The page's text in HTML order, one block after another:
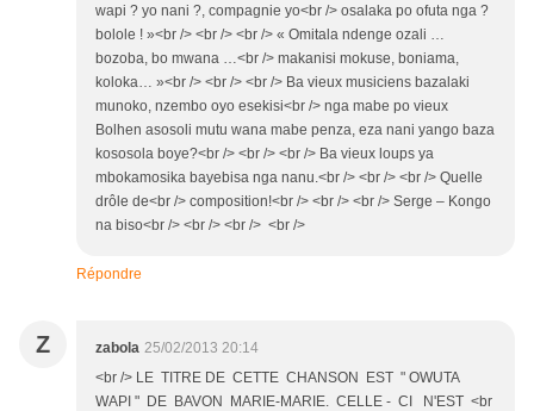
wapi ? yo nani ?, compagnie yo<br /> osalaka po ofuta nga ?
bolole ! »<br /> <br /> <br /> « Omitala ndenge ozali …
bozoba, bo mwana …<br /> makanisi mokuse, boniama,
koloka… »<br /> <br /> <br /> Ba vieux musiciens bazalaki
munoko, nzembo oyo esekisi<br /> nga mabe po vieux
Bolhen asosoli mutu wana mabe penza, eza nani yango baza
kososola boye?<br /> <br /> <br /> Ba vieux loups ya
mbokamosika bayebisa nga nanu.<br /> <br /> <br /> Quelle
drôle de<br /> composition!<br /> <br /> <br /> Serge – Kongo
na biso<br /> <br /> <br /> <br />
Répondre
Z zabola 25/02/2013 20:14
<br /> LE TITRE DE CETTE CHANSON EST " OWUTA
WAPI " DE BAVON MARIE-MARIE. CELLE - CI N'EST <br